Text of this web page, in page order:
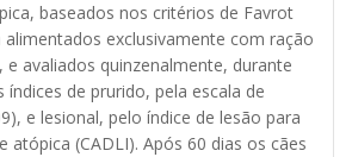
baseados nos critérios de Favrot
exclusivamente com ração
e avaliados quinzenalmente, durante
índices de prurido, pela escala de
e lesional, pelo índice de lesão para
atópica (CADLI). Após 60 dias os cães